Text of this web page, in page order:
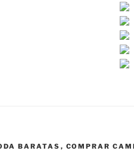
BARATAS , COMPRAR